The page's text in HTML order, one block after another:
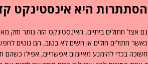
הסתתרות היא אינסטינקט
גם אצל חתולים ביתיים, האינסטינקט הזה נותר חזק
כאשר חתולים חולים או חשים לא בטוב, הם נוטים
חשוכה בכדי להימנע מאיומים אפשריים, אפילו כשהם